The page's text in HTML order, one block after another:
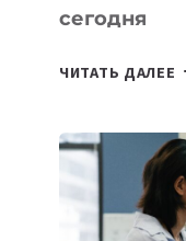
сегодня
ЧИТАТЬ ДАЛЕЕ
3